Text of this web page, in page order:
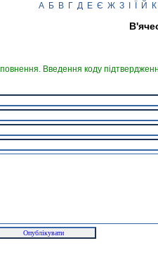
А Б В Г Д Е Є Ж З Й К
Введення коду